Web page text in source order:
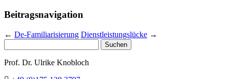
Beitragsnavigation
← De-Familiarisierung Dienstleistungslücke →
nach:
Prof. Dr. Ulrike Knobloch